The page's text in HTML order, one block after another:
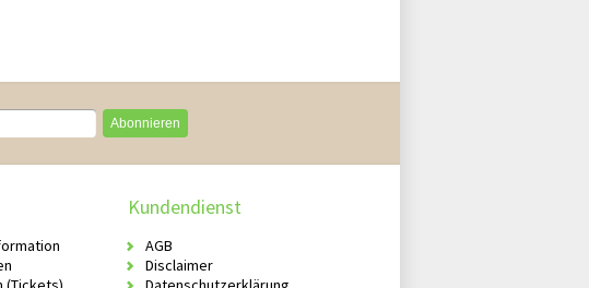
Abonnieren
Kundendienst
AGB
Disclaimer